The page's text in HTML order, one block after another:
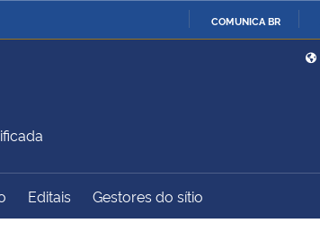
COMUNICA BR
e
Ministério da Defesa
Ministério do
Editais Gestores do sítio